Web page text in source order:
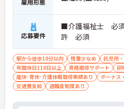
雇用形態
応募要件
■介護福祉士 必
許 必須
駅から徒歩10分以内 残業少なめ 託児所
年間休日110日以上
資格取得サポート
研
産休･育休･介護休暇取得実績あり
ボーナス
交通費支給
退職金制度あり